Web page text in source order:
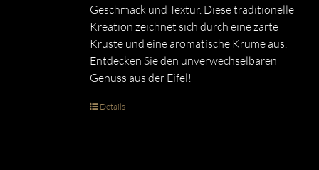
Geschmack und Textur. Diese traditionelle
Kreation zeichnet sich durch eine zarte
Kruste und eine aromatische Krume aus.
Entdecken Sie den unverwechselbaren
Genuss aus der Eifel!
Details